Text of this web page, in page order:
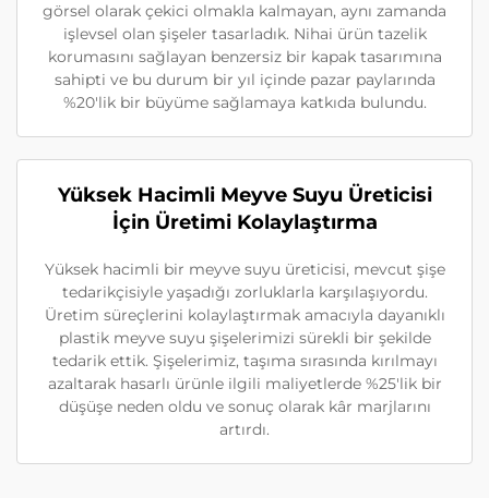
görsel olarak çekici olmakla kalmayan, aynı zamanda
işlevsel olan şişeler tasarladık. Nihai ürün tazelik
korumasını sağlayan benzersiz bir kapak tasarımına
sahipti ve bu durum bir yıl içinde pazar paylarında
%20'lik bir büyüme sağlamaya katkıda bulundu.
Yüksek Hacimli Meyve Suyu Üreticisi
İçin Üretimi Kolaylaştırma
Yüksek hacimli bir meyve suyu üreticisi, mevcut şişe
tedarikçisiyle yaşadığı zorluklarla karşılaşıyordu.
Üretim süreçlerini kolaylaştırmak amacıyla dayanıklı
plastik meyve suyu şişelerimizi sürekli bir şekilde
tedarik ettik. Şişelerimiz, taşıma sırasında kırılmayı
azaltarak hasarlı ürünle ilgili maliyetlerde %25'lik bir
düşüşe neden oldu ve sonuç olarak kâr marjlarını
artırdı.